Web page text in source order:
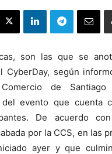
son las que se
CyberDay, según
de Santiago
del evento que cuenta
De acuerdo
por la CCS, en las
ayer y que